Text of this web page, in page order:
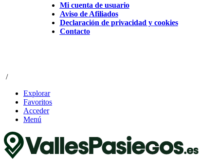
Mi cuenta de usuario
Aviso de Afiliados
Declaración de privacidad y cookies
Contacto
/
Explorar
Favoritos
Acceder
Menú